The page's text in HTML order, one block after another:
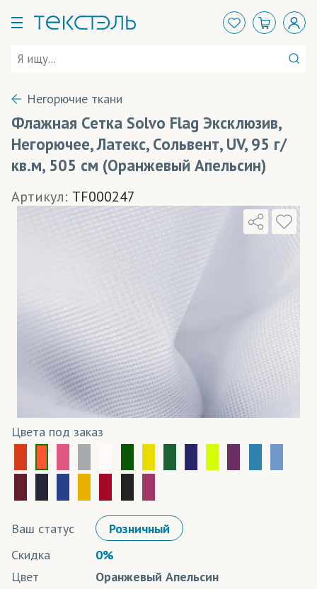
Негорючие ткани
Флажная Сетка Solvo Flag Эксклюзив,
Негорючее, Латекс, Сольвент, UV, 95 г/
кв.м, 505 см (Оранжевый Апельсин)
Артикул: TF000247
Цвета под заказ
Ваш статус
Розничный
Скидка
0%
Цвет
Оранжевый Апельсин